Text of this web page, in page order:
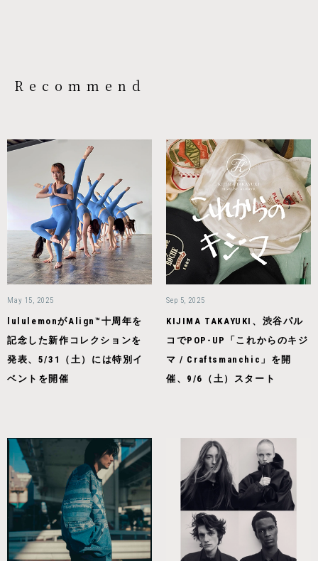
Recommend
May 15, 2025
lululemonがAlign™十周年を
記念した新作コレクションを
発表、5/31（土）には特別イ
ベントを開催
Sep 5, 2025
KIJIMA TAKAYUKI、渋谷パル
コでPOP-UP「これからのキジ
マ / Craftsmanchic」を開
催、9/6（土）スタート